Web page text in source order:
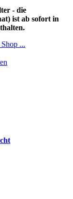
- die
ist ab sofort in
...